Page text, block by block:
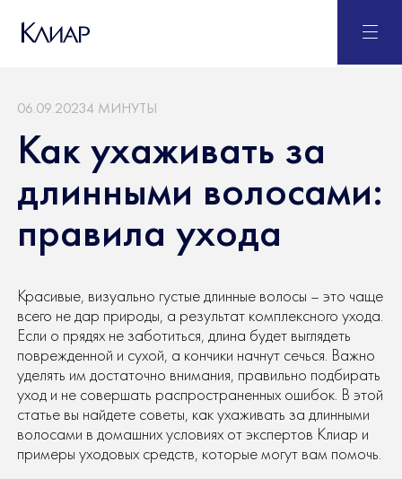
06.09.20234 МИНУТЫ
Как ухаживать за
длинными волосами:
правила ухода
Красивые, визуально густые длинные волосы – это чаще
всего не дар природы, а результат комплексного ухода.
Если о прядях не заботиться, длина будет выглядеть
поврежденной и сухой, а кончики начнут сечься. Важно
уделять им достаточно внимания, правильно подбирать
уход и не совершать распространенных ошибок. В этой
статье вы найдете советы, как ухаживать за длинными
волосами в домашних условиях от экспертов Клиар и
примеры уходовых средств, которые могут вам помочь.